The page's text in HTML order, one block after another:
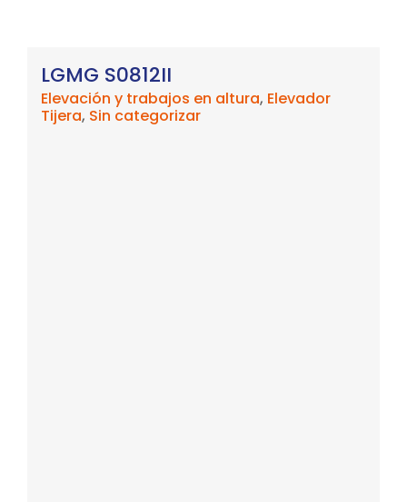
LGMG S0812II
Elevación y trabajos en altura, Elevador
Tijera, Sin categorizar